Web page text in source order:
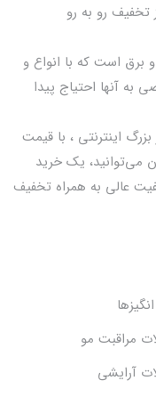
رو به رو
برق است که با انواع و
آنها احتیاج پیدا
بزرگ اینترنتی ، با قيمت
می‌توانید، یک خرید
عالی به همراه تخفیف
مراقبت مو
آرایشی